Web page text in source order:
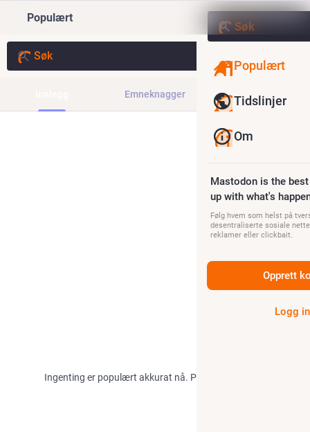
Populært
Emneknagger Nyheter
Ingenting er populært akkurat nå. Prøv igjen senere!
Populært
Tidslinjer
Om
Mastodon is the
up with what's
Følg hvem som helst på
desentraliserte sosiale
reklamer eller clickbait.
Opprett
Logg